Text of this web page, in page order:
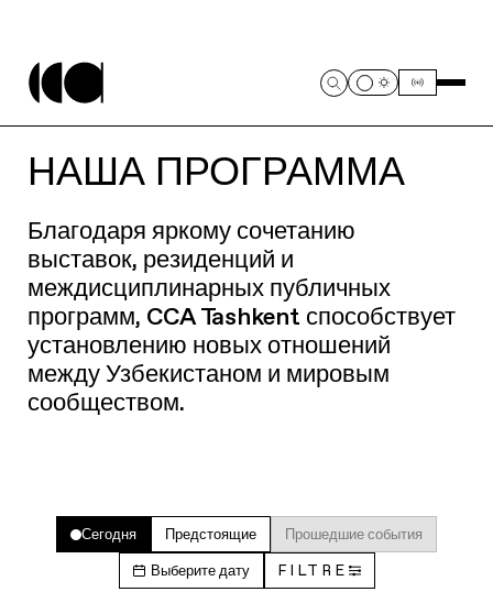
НАША ПРОГРАММА
Благодаря яркому сочетанию
выставок, резиденций и
междисциплинарных публичных
программ, CCA Tashkent способствует
установлению новых отношений
между Узбекистаном и мировым
сообществом.
Сегодня Предстоящие Прошедшие события
Выберите дату FILTRE